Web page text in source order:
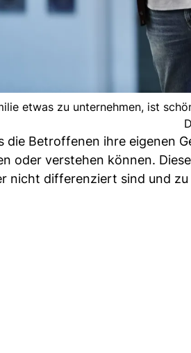
etwas zu unternehmen, ist
die Betroffenen ihre eigenen
oder verstehen können.
nicht differenziert sind und